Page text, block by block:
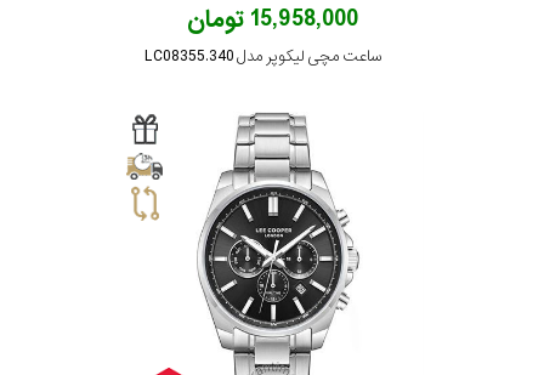
15,958,000 تومان
ساعت مچی لیکوپر مدل LC08355.340